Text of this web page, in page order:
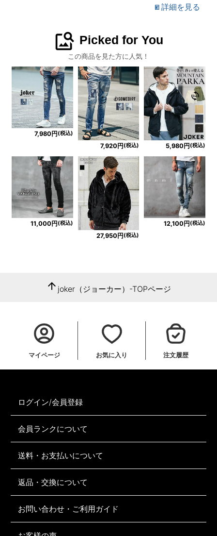
詳細を見る
image_search Picked for You
この商品を見た方に人気！
7,980円(税込)
7,920円 (税込) 5,980円 (税込)
11,000円(税込)
27,950円 (税込)
12,100円(税込)
arrow_upward joker（ジョーカー）-TOPページ
マイページ お気に入り 注文履歴
ログイン/会員登録
会員ランクについて
送料・お支払いについて
返品・交換について
お問い合わせ・ご利用ガイド